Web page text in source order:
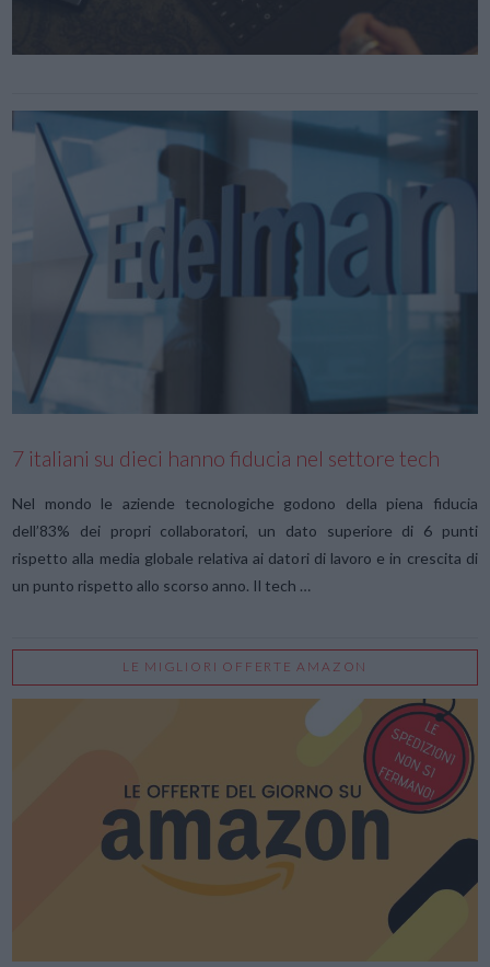
VIEW POST
7 italiani su dieci hanno fiducia nel settore tech
Nel mondo le aziende tecnologiche godono della piena fiducia
dell’83% dei propri collaboratori, un dato superiore di 6 punti
rispetto alla media globale relativa ai datori di lavoro e in crescita di
un punto rispetto allo scorso anno. Il tech …
LE MIGLIORI OFFERTE AMAZON